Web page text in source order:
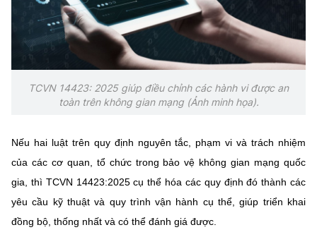
TCVN 14423: 2025 giúp điều chỉnh các hành vi được an
toàn trên không gian mạng (Ảnh minh họa).
Nếu hai luật trên quy định nguyên tắc, phạm vi và trách nhiệm
của các cơ quan, tổ chức trong bảo vệ không gian mạng quốc
gia, thì TCVN 14423:2025 cụ thể hóa các quy định đó thành các
yêu cầu kỹ thuật và quy trình vận hành cụ thể, giúp triển khai
đồng bộ, thống nhất và có thể đánh giá được.